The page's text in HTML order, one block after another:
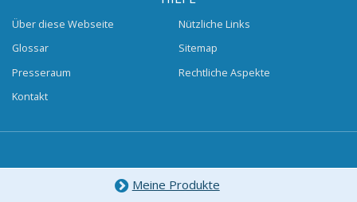
Über diese Webseite
Glossar
Presseraum
Kontakt
Nützliche Links
Sitemap
Rechtliche Aspekte
Meine Produkte